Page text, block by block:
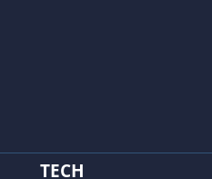
TECH